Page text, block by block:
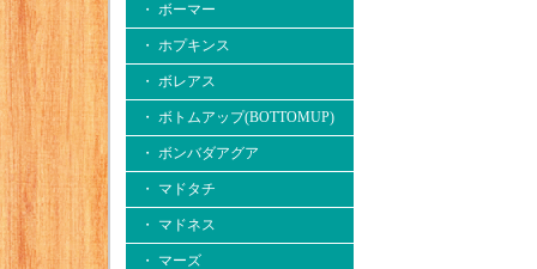
・ ボーマー
・ ホプキンス
・ ボレアス
・ ボトムアップ(BOTTOMUP)
・ ボンバダアグア
・ マドタチ
・ マドネス
・ マーズ